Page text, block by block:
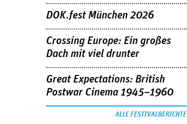
DOK.fest München 2026
Crossing Europe: Ein großes
Dach mit viel drunter
Great Expectations: British
Postwar Cinema 1945–1960
ALLE FESTIVALBERICHTE